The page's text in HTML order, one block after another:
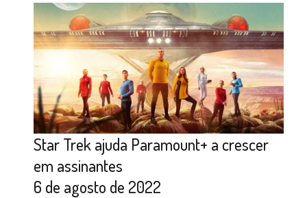
Star Trek ajuda Paramount+ a crescer
em assinantes
6 de agosto de 2022